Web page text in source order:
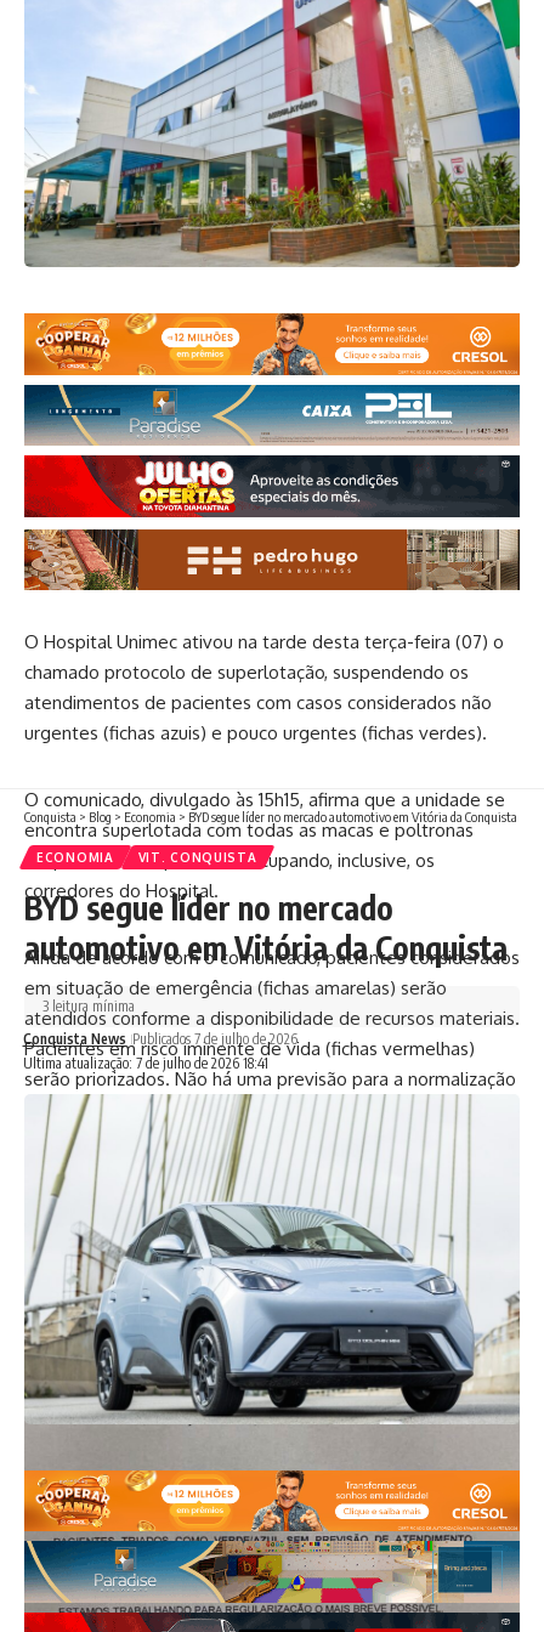
O Hospital Unimec ativou na tarde desta terça-feira (07) o
chamado protocolo de superlotação, suspendendo os
atendimentos de pacientes com casos considerados não
urgentes (fichas azuis) e pouco urgentes (fichas verdes).
O comunicado, divulgado às 15h15, afirma que a unidade se
encontra superlotada com todas as macas e poltronas
ocupadas e com pacientes ocupando, inclusive, os
corredores do Hospital.
Ainda de acordo com o comunicado, pacientes considerados
em situação de emergência (fichas amarelas) serão
atendidos conforme a disponibilidade de recursos materiais.
Pacientes em risco iminente de vida (fichas vermelhas)
serão priorizados. Não há uma previsão para a normalização
dos atendimentos na unidade.
Conquista > Blog > Economia > BYD segue líder no mercado automotivo em Vitória da Conquista
ECONOMIA VIT. CONQUISTA
BYD segue líder no mercado
automotivo em Vitória da Conquista
Ultima atualização: 7 de julho de 2026 18:41
Conquista News Publicados 7 de julho de 2026
3 leitura mínima